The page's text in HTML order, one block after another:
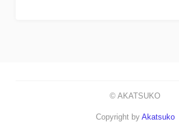
© AKATSUKO
Copyright by Akatsuko